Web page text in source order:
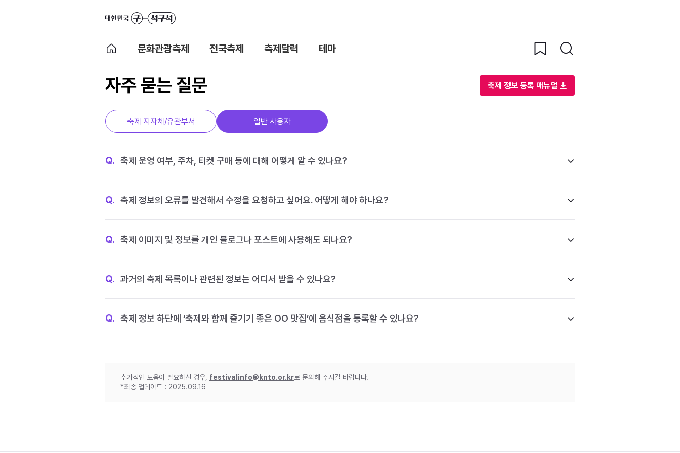
문화관광축제 전국축제 축제달력 테마
자주 묻는 질문 축제 정보 등록 매뉴얼
축제 지자체/유관부서 일반 사용자
Q. 축제 운영 여부, 주차, 티켓 구매 등에 대해 어떻게 알 수 있나요?
Q. 축제 정보의 오류를 발견해서 수정을 요청하고 싶어요. 어떻게 해야 하나요?
Q. 축제 이미지 및 정보를 개인 블로그나 포스트에 사용해도 되나요?
Q. 과거의 축제 목록이나 관련된 정보는 어디서 받을 수 있나요?
Q. 축제 정보 하단에 ‘축제와 함께 즐기기 좋은 OO 맛집’에 음식점을 등록할 수 있나요?
추가적인 도움이 필요하신 경우, festivalinfo@knto.or.kr로 문의해 주시길 바랍니다.
*최종 업데이트 : 2025.09.16